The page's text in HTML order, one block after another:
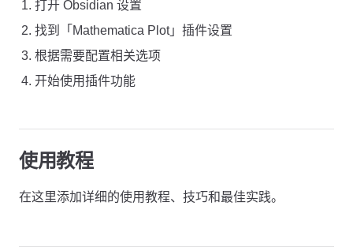
打开 Obsidian 设置
找到「Mathematica Plot」插件设置
根据需要配置相关选项
开始使用插件功能
使用教程
在这里添加详细的使用教程、技巧和最佳实践。